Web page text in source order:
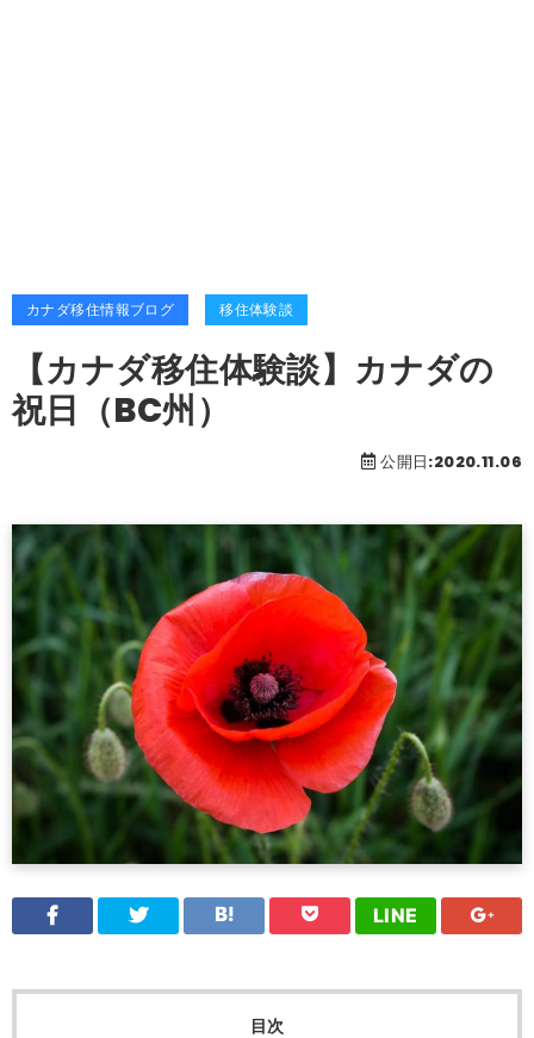
カナダ移住情報ブログ 移住体験談
【カナダ移住体験談】カナダの
祝日（BC州）
公開日:2020.11.06
LINE
目次